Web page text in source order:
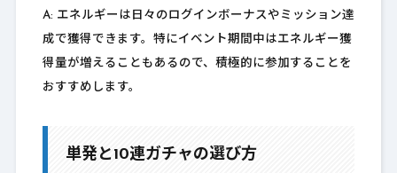
A: エネルギーは日々のログインボーナスやミッション達
成で獲得できます。特にイベント期間中はエネルギー獲
得量が増えることもあるので、積極的に参加することを
おすすめします。
単発と10連ガチャの選び方